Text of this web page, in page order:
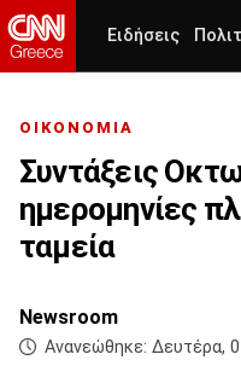
Ειδήσεις
ΟΙΚΟΝΟΜΙΑ
Συντάξεις
ημερομηνίες
ταμεία
Newsroom
Ανανεώθηκε: Δευτέρα,